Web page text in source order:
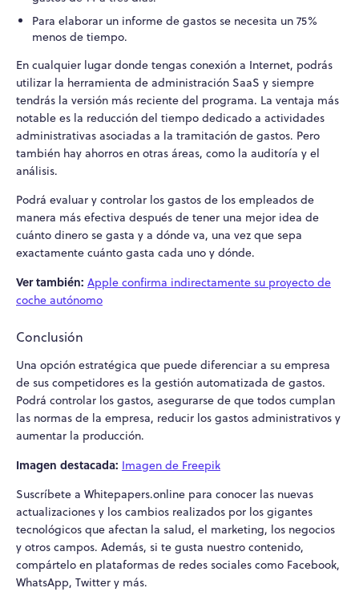
Para elaborar un informe de gastos se necesita un 75%
menos de tiempo.
En cualquier lugar donde tengas conexión a Internet, podrás
utilizar la herramienta de administración SaaS y siempre
tendrás la versión más reciente del programa. La ventaja más
notable es la reducción del tiempo dedicado a actividades
administrativas asociadas a la tramitación de gastos. Pero
también hay ahorros en otras áreas, como la auditoría y el
análisis.
Podrá evaluar y controlar los gastos de los empleados de
manera más efectiva después de tener una mejor idea de
cuánto dinero se gasta y a dónde va, una vez que sepa
exactamente cuánto gasta cada uno y dónde.
Ver también: Apple confirma indirectamente su proyecto de
coche autónomo
Conclusión
Una opción estratégica que puede diferenciar a su empresa
de sus competidores es la gestión automatizada de gastos.
Podrá controlar los gastos, asegurarse de que todos cumplan
las normas de la empresa, reducir los gastos administrativos y
aumentar la producción.
Imagen destacada: Imagen de Freepik
Suscríbete a Whitepapers.online para conocer las nuevas
actualizaciones y los cambios realizados por los gigantes
tecnológicos que afectan la salud, el marketing, los negocios
y otros campos. Además, si te gusta nuestro contenido,
compártelo en plataformas de redes sociales como Facebook,
WhatsApp, Twitter y más.